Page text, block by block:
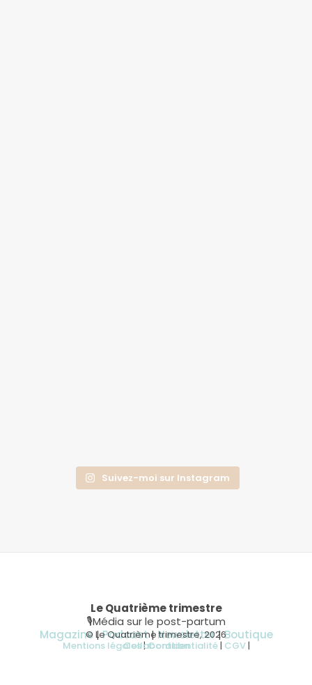
Suivez-moi sur Instagram
Le Quatrième trimestre
🎙Média sur le post-partum
Magazine|Podcast|Newsletter|Boutique
© Le Quatrième trimestre, 2026
Mentions légales|Confidentialité| CGV|
Collaboration